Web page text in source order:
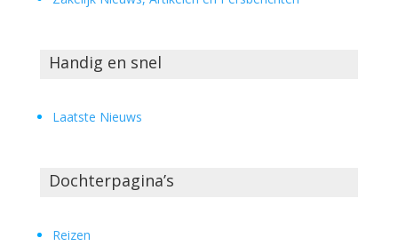
Handig en snel
Laatste Nieuws
Dochterpagina’s
Reizen